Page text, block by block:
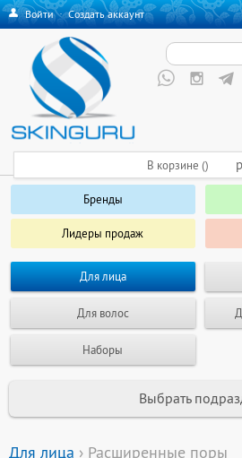
Войти·Создать аккаунт
Бренды
Лидеры продаж
Для лица
Для волос
Наборы
Выбрать
В корзине ()
Для лица › Расширенные поры